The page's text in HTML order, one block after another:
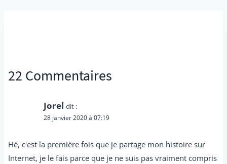
22 Commentaires
Jorel dit :
28 janvier 2020 à 07:19
Hé, c'est la première fois que je partage mon histoire sur
Internet, je le fais parce que je ne suis pas vraiment compris